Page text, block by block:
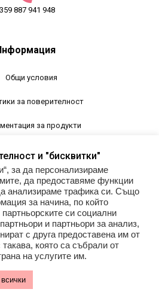
887 941 948
Общи условия
за поверителност
за продукти
Промоции
Гел лак
Инструменти
за нокти
и "бисквитки"
за да персонализираме
да предоставяме функции
анализираме трафика си. Също
за начина, по който
си социални
и партньори за анализ,
с друга предоставена им от
която са събрали от
на услугите им.